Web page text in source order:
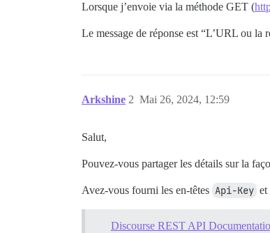
Lorsque j’envoie via la méthode GET (
Le message de réponse est “L’URL ou la
Arkshine Mai 26, 2024, 12:59
2
Salut,
Pouvez-vous partager les détails sur la
Avez-vous fourni les en-têtes Api-Key et
Discourse REST API